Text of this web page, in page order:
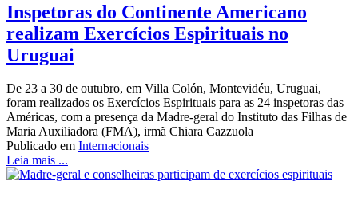
Inspetoras do Continente Americano
realizam Exercícios Espirituais no
Uruguai
De 23 a 30 de outubro, em Villa Colón, Montevidéu, Uruguai,
foram realizados os Exercícios Espirituais para as 24 inspetoras das
Américas, com a presença da Madre-geral do Instituto das Filhas de
Maria Auxiliadora (FMA), irmã Chiara Cazzuola
Publicado em Internacionais
Leia mais ...